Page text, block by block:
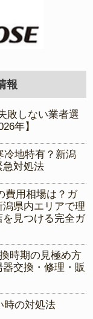
報
敗しない業者選
年】
冷地特有？新潟
急対処法
費用相場は？ガ
県内エリアで理
見つける完全ガ
時期の見極め方
器交換・修理・販
時の対処法